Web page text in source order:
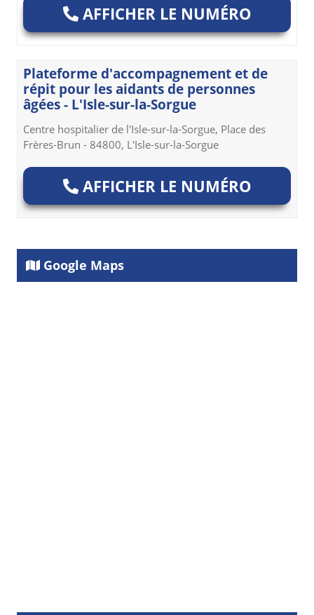
AFFICHER LE NUMÉRO
Plateforme d'accompagnement et de
répit pour les aidants de personnes
âgées - L'Isle-sur-la-Sorgue
Centre hospitalier de l'Isle-sur-la-Sorgue, Place des
Frères-Brun - 84800, L'Isle-sur-la-Sorgue
AFFICHER LE NUMÉRO
Google Maps